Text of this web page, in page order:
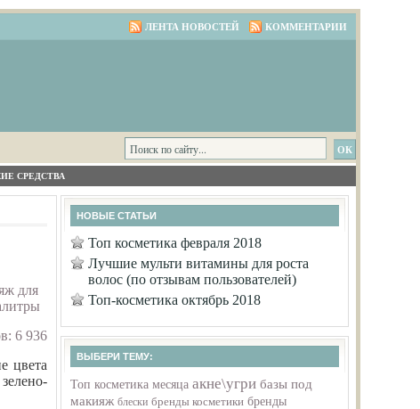
ЛЕНТА НОВОСТЕЙ КОММЕНТАРИИ
СРЕДСТВА
для
6 936
цвета
НОВЫЕ СТАТЬИ
Топ косметика февраля 2018
Лучшие мульти витамины для роста
волос (по отзывам пользователей)
Топ-косметика октябрь 2018
ВЫБЕРИ ТЕМУ:
Топ косметика месяца акне\угри базы под
макияж блески бренды косметики бренды